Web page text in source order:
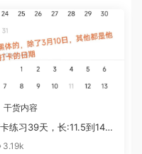
干货内容
练习39天，长:11.5到14，
从11到12，练习+泵+滋阳
3.19k